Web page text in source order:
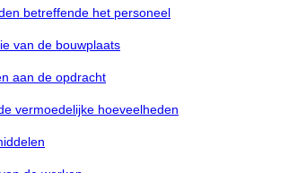
betreffende het personeel
van de bouwplaats
aan de opdracht
vermoedelijke hoeveelheden